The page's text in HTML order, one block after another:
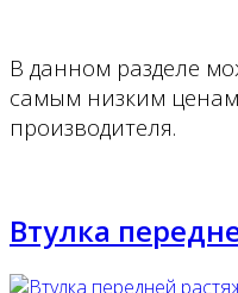
В данном разделе
самым низким
производителя.
Втулка